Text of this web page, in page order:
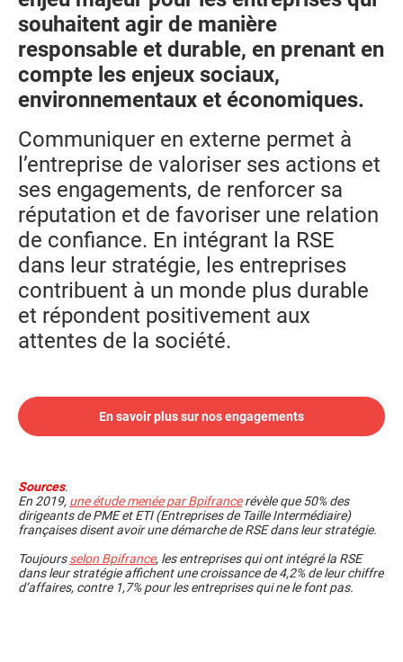
souhaitent agir de manière
responsable et durable, en prenant en
compte les enjeux sociaux,
environnementaux et économiques.
Communiquer en externe permet à
l’entreprise de valoriser ses actions et
ses engagements, de renforcer sa
réputation et de favoriser une relation
de confiance. En intégrant la RSE
dans leur stratégie, les entreprises
contribuent à un monde plus durable
et répondent positivement aux
attentes de la société.
En savoir plus sur nos engagements
Sources.
En 2019, une étude menée par Bpifrancerévèle que 50% des
dirigeants de PME et ETI (Entreprises de Taille Intermédiaire)
françaises disent avoir une démarche de RSE dans leur stratégie.
Toujoursselon Bpifrance, les entreprises qui ont intégré la RSE
dans leur stratégie affichent une croissance de 4,2% de leur chiffre
d’affaires, contre 1,7% pour les entreprises qui ne le font pas.